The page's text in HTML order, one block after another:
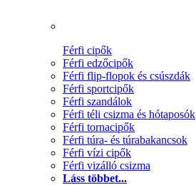
Férfi cipők
Férfi edzőcipők
Férfi flip-flopok és csúszdák
Férfi sportcipők
Férfi szandálok
Férfi téli csizma és hótaposók
Férfi tornacipők
Férfi túra- és túrabakancsok
Férfi vízi cipők
Férfi vizálló csizma
Láss többet...